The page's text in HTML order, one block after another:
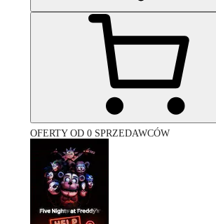
OFERTY OD 0 SPRZEDAWCÓW